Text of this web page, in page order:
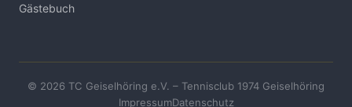
Gästebuch
© 2026 TC Geiselhöring e.V. – Tennisclub 1974 Geiselhöring
ImpressumDatenschutz